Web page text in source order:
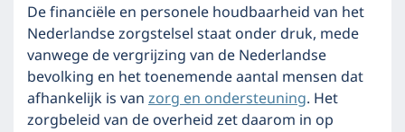
De financiële en personele houdbaarheid van het
Nederlandse zorgstelsel staat onder druk, mede
vanwege de vergrijzing van de Nederlandse
bevolking en het toenemende aantal mensen dat
afhankelijk is vanzorg en ondersteuning. Het
zorgbeleid van de overheid zet daarom in op